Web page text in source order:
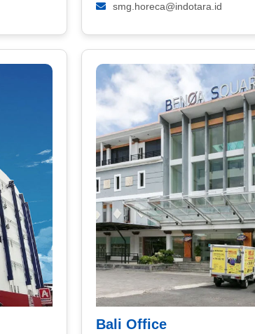
smg.horeca@indotara.id
Bali Office